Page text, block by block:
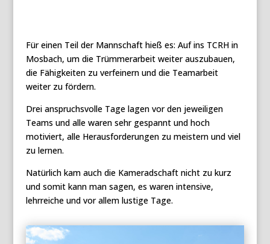
Für einen Teil der Mannschaft hieß es: Auf ins TCRH in
Mosbach, um die Trümmerarbeit weiter auszubauen,
die Fähigkeiten zu verfeinern und die Teamarbeit
weiter zu fördern.
Drei anspruchsvolle Tage lagen vor den jeweiligen
Teams und alle waren sehr gespannt und hoch
motiviert, alle Herausforderungen zu meistern und viel
zu lernen.
Natürlich kam auch die Kameradschaft nicht zu kurz
und somit kann man sagen, es waren intensive,
lehrreiche und vor allem lustige Tage.